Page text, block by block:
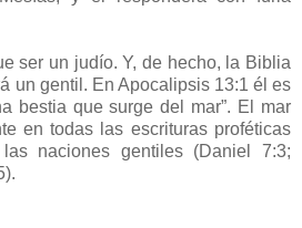
ser un judío. Y, de hecho, la Biblia
un gentil. En Apocalipsis 13:1 él es
bestia que surge del mar”. El mar
en todas las escrituras proféticas
naciones gentiles (Daniel 7:3;